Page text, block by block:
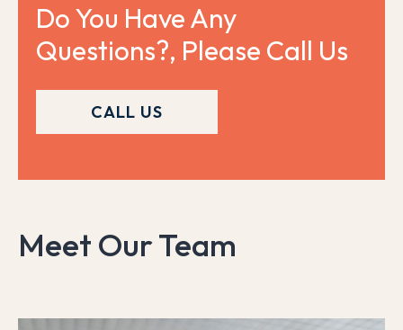
Do You Have Any
Questions?, Please Call Us
CALL US
Meet Our Team